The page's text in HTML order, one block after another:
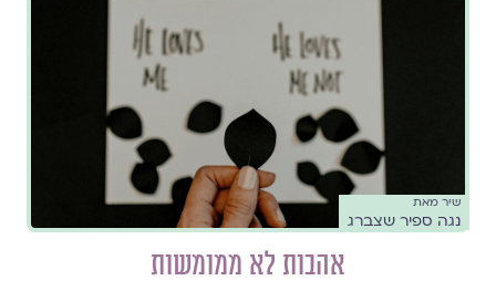
שיר מאת
נגה ספיר שצברג
אהבות לא ממומשות